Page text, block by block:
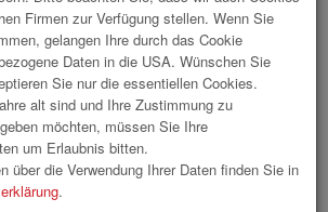
Firmen zur Verfügung stellen. Wenn Sie
gelangen Ihre durch das Cookie
Daten in die USA. Wünschen Sie
Sie nur die essentiellen Cookies.
alt sind und Ihre Zustimmung zu
möchten, müssen Sie Ihre
um Erlaubnis bitten.
über die Verwendung Ihrer Daten finden Sie in
.